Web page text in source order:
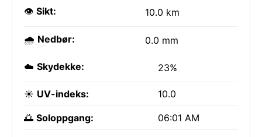
👁️ Sikt: 10.0 km
🌧️ Nedbør: 0.0 mm
☁️ Skydekke: 23%
☀️ UV-indeks: 10.0
🌅 Soloppgang: 06:01 AM